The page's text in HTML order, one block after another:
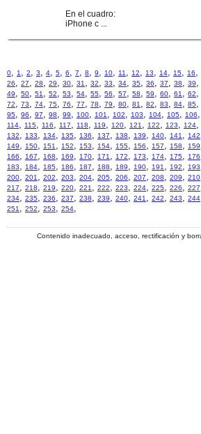
En el cuadro:
iPhone c ...
0, 1 , 2, 3, 4, 5, 6, 7, 8, 9, 10, 11 , 12, 13, 14, 15, 16,
26, 27, 28, 29, 30, 31 , 32, 33, 34, 35, 36, 37, 38, 39,
49, 50, 51 , 52, 53, 54, 55, 56, 57, 58, 59, 60, 61 , 62,
72, 73, 74, 75, 76, 77, 78, 79, 80, 81 , 82, 83, 84, 85,
95, 96, 97, 98, 99, 100, 101 , 102, 103, 104, 105, 106,
114, 115, 116, 117, 118, 119, 120, 121 , 122, 123, 124,
132, 133, 134, 135, 136, 137, 138, 139, 140, 141 , 142
149, 150, 151 , 152, 153, 154, 155, 156, 157, 158, 159
166, 167, 168, 169, 170, 171 , 172, 173, 174, 175, 176
183, 184, 185, 186, 187, 188, 189, 190, 191 , 192, 193
200, 201 , 202, 203, 204, 205, 206, 207, 208, 209, 210
217, 218, 219, 220, 221 , 222, 223, 224, 225, 226, 227
234, 235, 236, 237, 238, 239, 240, 241 , 242, 243, 244
251 , 252, 253, 254,
Contenido inadecuado, acceso, rectificación y